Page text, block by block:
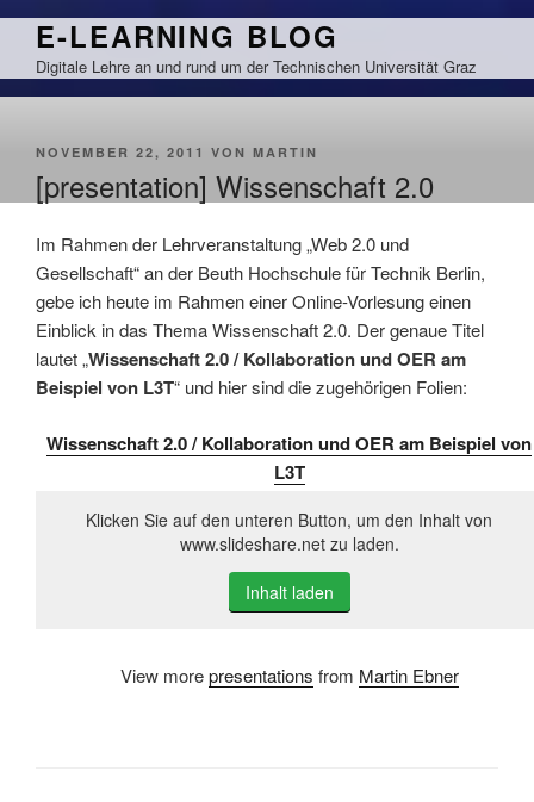
Zum
springen
E-LEARNING BLOG
Digitale Lehre an und rund um der Technischen Universität Graz
VERÖFFENTLICHT
NOVEMBER 22, 2011 VON MARTIN
[presentation] Wissenschaft 2.0
Im Rahmen der Lehrveranstaltung „Web 2.0 und
Gesellschaft“ an der Beuth Hochschule für Technik Berlin,
gebe ich heute im Rahmen einer Online-Vorlesung einen
Einblick in das Thema Wissenschaft 2.0. Der genaue Titel
lautet „Wissenschaft 2.0 / Kollaboration und OER am
Beispiel von L3T“ und hier sind die zugehörigen Folien:
Wissenschaft 2.0 / Kollaboration und OER am Beispiel von
L3T
Klicken Sie auf den unteren Button, um den Inhalt von
www.slideshare.net zu laden.
Inhalt laden
View morepresentations from Martin Ebner